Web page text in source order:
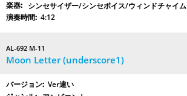
シンセサイザー/シンセボイス/ウィンドチャイム
4:12
AL-692 M-11
Moon Letter (underscore1)
Ver違い